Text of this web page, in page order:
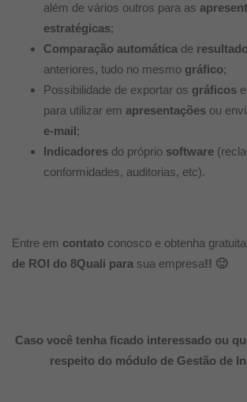
além de vários outros para as
estratégicas;
Comparação automática de
anteriores, tudo no mesmo gráfico;
Possibilidade de exportar os gráficos e
para utilizar em apresentações ou
e-mail ;
Indicadores do próprio software
conformidades, auditorias, etc).
Entre em contato conosco e obtenha
de ROI do 8Quali para sua empresa!! 🙂
Caso você tenha ficado interessado ou
respeito do módulo de Gestão de